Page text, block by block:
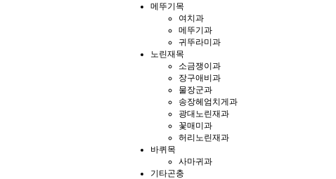
메뚜기목
여치과
메뚜기과
귀뚜라미과
노린재목
소금쟁이과
장구애비과
물장군과
송장헤엄치게과
광대노린재과
꽃매미과
허리노린재과
바퀴목
사마귀과
기타곤충